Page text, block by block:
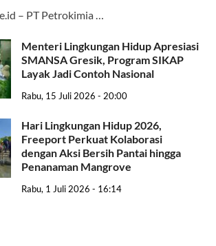
– PT Petrokimia …
Menteri Lingkungan Hidup Apresiasi
SMANSA Gresik, Program SIKAP
Layak Jadi Contoh Nasional
Rabu, 15 Juli 2026 - 20:00
Hari Lingkungan Hidup 2026,
Freeport Perkuat Kolaborasi
dengan Aksi Bersih Pantai hingga
Penanaman Mangrove
Rabu, 1 Juli 2026 - 16:14